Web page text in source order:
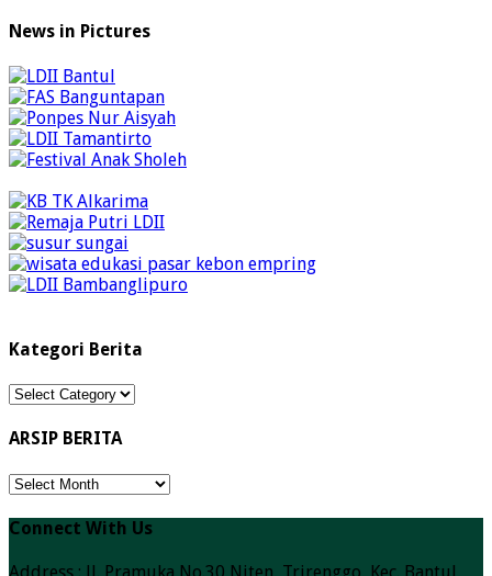
News in Pictures
Kategori Berita
Kategori
ARSIP BERITA
ARSIP
Connect With Us